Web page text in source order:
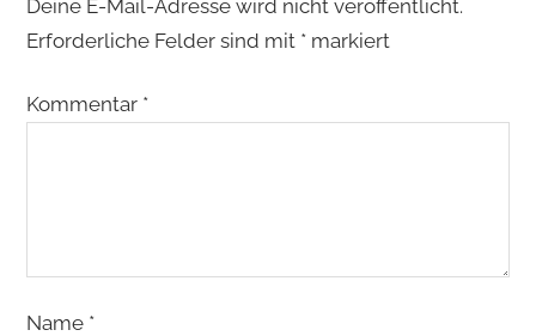
Deine E-Mail-Adresse wird nicht veröffentlicht.
Erforderliche Felder sind mit *markiert
Kommentar *
Name *